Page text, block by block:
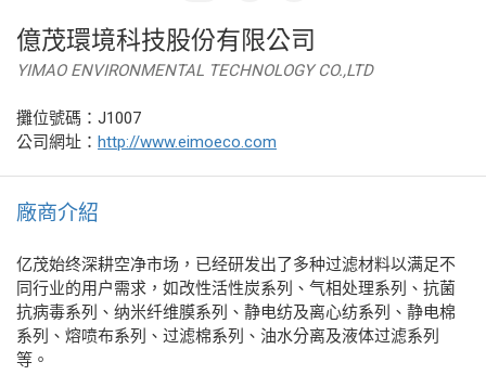
億茂環境科技股份有限公司
YIMAO ENVIRONMENTAL TECHNOLOGY CO.,LTD
攤位號碼：J1007
公司網址： http://www.eimoeco.com
廠商介紹
亿茂始终深耕空净市场，已经研发出了多种过滤材料以满足不
同行业的用户需求，如改性活性炭系列、气相处理系列、抗菌
抗病毒系列、纳米纤维膜系列、静电纺及离心纺系列、静电棉
系列、熔喷布系列、过滤棉系列、油水分离及液体过滤系列
等。